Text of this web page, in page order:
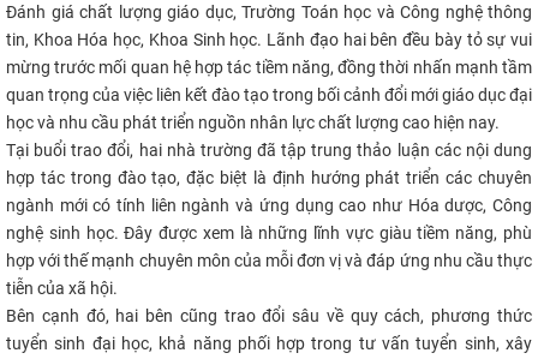
Đánh giá chất lượng giáo dục, Trường Toán học và Công nghệ thông
tin, Khoa Hóa học, Khoa Sinh học. Lãnh đạo hai bên đều bày tỏ sự vui
mừng trước mối quan hệ hợp tác tiềm năng, đồng thời nhấn mạnh tầm
quan trọng của việc liên kết đào tạo trong bối cảnh đổi mới giáo dục đại
học và nhu cầu phát triển nguồn nhân lực chất lượng cao hiện nay.
Tại buổi trao đổi, hai nhà trường đã tập trung thảo luận các nội dung
hợp tác trong đào tạo, đặc biệt là định hướng phát triển các chuyên
ngành mới có tính liên ngành và ứng dụng cao như Hóa dược, Công
nghệ sinh học. Đây được xem là những lĩnh vực giàu tiềm năng, phù
hợp với thế mạnh chuyên môn của mỗi đơn vị và đáp ứng nhu cầu thực
tiễn của xã hội.
Bên cạnh đó, hai bên cũng trao đổi sâu về quy cách, phương thức
tuyển sinh đại học, khả năng phối hợp trong tư vấn tuyển sinh, xây